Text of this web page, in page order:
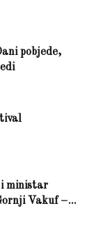
pobjede,
i ministar
Vakuf –...